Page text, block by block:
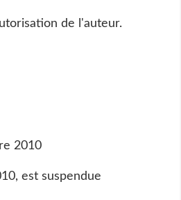
de l'auteur.
2010
est suspendue